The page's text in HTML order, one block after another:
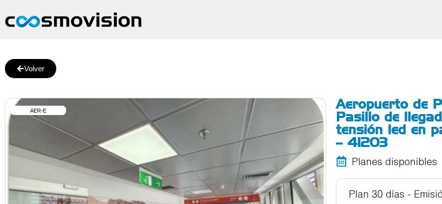
Volver
AER-E
Aeropuerto de
Pasillo de
tensión led en
– 41203
Planes disponibles
Plan 30 días -